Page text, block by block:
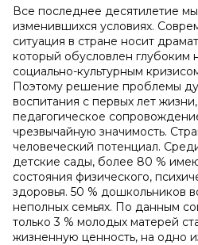
Все последнее десятилетие
изменившихся условиях.
ситуация в стране носит
который обусловлен глубоким
социально-культурным
Поэтому решение проблемы
воспитания с первых лет
педагогическое
чрезвычайную значимость.
человеческий потенциал.
детские сады, более 80 %
состояния физического,
здоровья. 50 % дошкольников
неполных семьях. По данным
только 3 % молодых матерей
жизненную ценность, на одно